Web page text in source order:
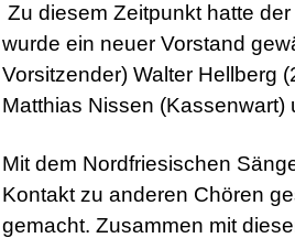
Zu diesem Zeitpunkt hatte
wurde ein neuer Vorstand
Vorsitzender) Walter Hellberg
Matthias Nissen
Mit dem Nordfriesischen
Kontakt zu anderen Chören
gemacht. Zusammen mit